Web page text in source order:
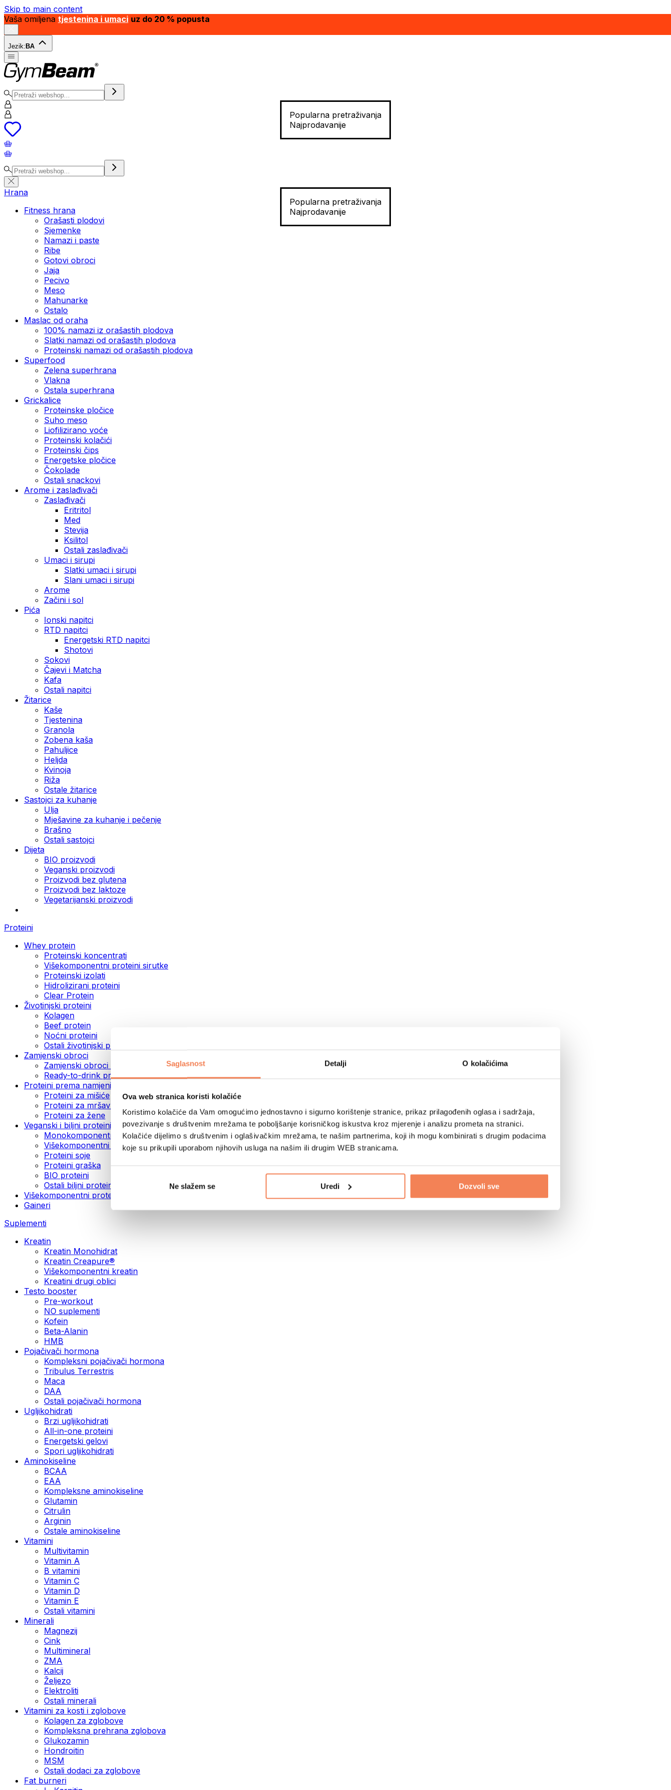
Saglasnost Detalji O kolačićima
Ova web stranica koristi kolačiće
Koristimo kolačiće da Vam omogućimo jednostavno i sigurno korištenje stranice, prikaz prilagođenih oglasa i sadržaja,
povezivanje s društvenim mrežama te poboljšanje korisničkog iskustva kroz mjerenje i analizu prometa na stranici.
Kolačiće dijelimo s društvenim i oglašivačkim mrežama, te našim partnerima, koji ih mogu kombinirati s drugim podacima
koje su prikupili uporabom njihovih usluga na našim ili drugim WEB stranicama.
Ne slažem se Uredi Dozvoli sve
Skip to main content
Vaša omiljena tjestenina i umaci uz do 20 % popusta
Jezik: BA
Popularna pretraživanja
Najprodavanije
Popularna pretraživanja
Najprodavanije
Hrana
Fitness hrana
Orašasti plodovi
Sjemenke
Namazi i paste
Ribe
Gotovi obroci
Jaja
Pecivo
Meso
Mahunarke
Ostalo
Maslac od oraha
100% namazi iz orašastih plodova
Slatki namazi od orašastih plodova
Proteinski namazi od orašastih plodova
Superfood
Zelena superhrana
Vlakna
Ostala superhrana
Grickalice
Proteinske pločice
Suho meso
Liofilizirano voće
Proteinski kolačići
Proteinski čips
Energetske pločice
Čokolade
Ostali snackovi
Arome i zaslađivači
Zaslađivači
Eritritol
Med
Stevija
Ksilitol
Ostali zaslađivači
Umaci i sirupi
Slatki umaci i sirupi
Slani umaci i sirupi
Arome
Začini i sol
Pića
Ionski napitci
RTD napitci
Energetski RTD napitci
Shotovi
Sokovi
Čajevi i Matcha
Kafa
Ostali napitci
Žitarice
Kaše
Tjestenina
Granola
Zobena kaša
Pahuljice
Heljda
Kvinoja
Riža
Ostale žitarice
Sastojci za kuhanje
Ulja
Mješavine za kuhanje i pečenje
Brašno
Ostali sastojci
Dijeta
BIO proizvodi
Veganski proizvodi
Proizvodi bez glutena
Proizvodi bez laktoze
Vegetarijanski proizvodi
Proteini
Whey protein
Proteinski koncentrati
Višekomponentni proteini sirutke
Proteinski izolati
Hidrolizirani proteini
Clear Protein
Životinjski proteini
Kolagen
Beef protein
Noćni proteini
Ostali životinjski proteini
Zamjenski obroci
Zamjenski obroci u prahu
Ready-to-drink proteinski napici
Proteini prema namjeni
Proteini za mišiće
Proteini za mršavljenje
Proteini za žene
Veganski i biljni proteini
Monokomponentni veganski proteini
Višekomponentni veganski proteini
Proteini soje
Proteini graška
BIO proteini
Ostali biljni proteini
Višekomponentni protein
Gaineri
Suplementi
Kreatin
Kreatin Monohidrat
Kreatin Creapure®
Višekomponentni kreatin
Kreatini drugi oblici
Testo booster
Pre-workout
NO suplementi
Kofein
Beta-Alanin
HMB
Pojačivači hormona
Kompleksni pojačivači hormona
Tribulus Terrestris
Maca
DAA
Ostali pojačivači hormona
Ugljikohidrati
Brzi ugljikohidrati
All-in-one proteini
Energetski gelovi
Spori ugljikohidrati
Aminokiseline
BCAA
EAA
Kompleksne aminokiseline
Glutamin
Citrulin
Arginin
Ostale aminokiseline
Vitamini
Multivitamin
Vitamin A
B vitamini
Vitamin C
Vitamin D
Vitamin E
Ostali vitamini
Minerali
Magnezij
Cink
Multimineral
ZMA
Kalcij
Željezo
Elektroliti
Ostali minerali
Vitamini za kosti i zglobove
Kolagen za zglobove
Kompleksna prehrana zglobova
Glukozamin
Hondroitin
MSM
Ostali dodaci za zglobove
Fat burneri